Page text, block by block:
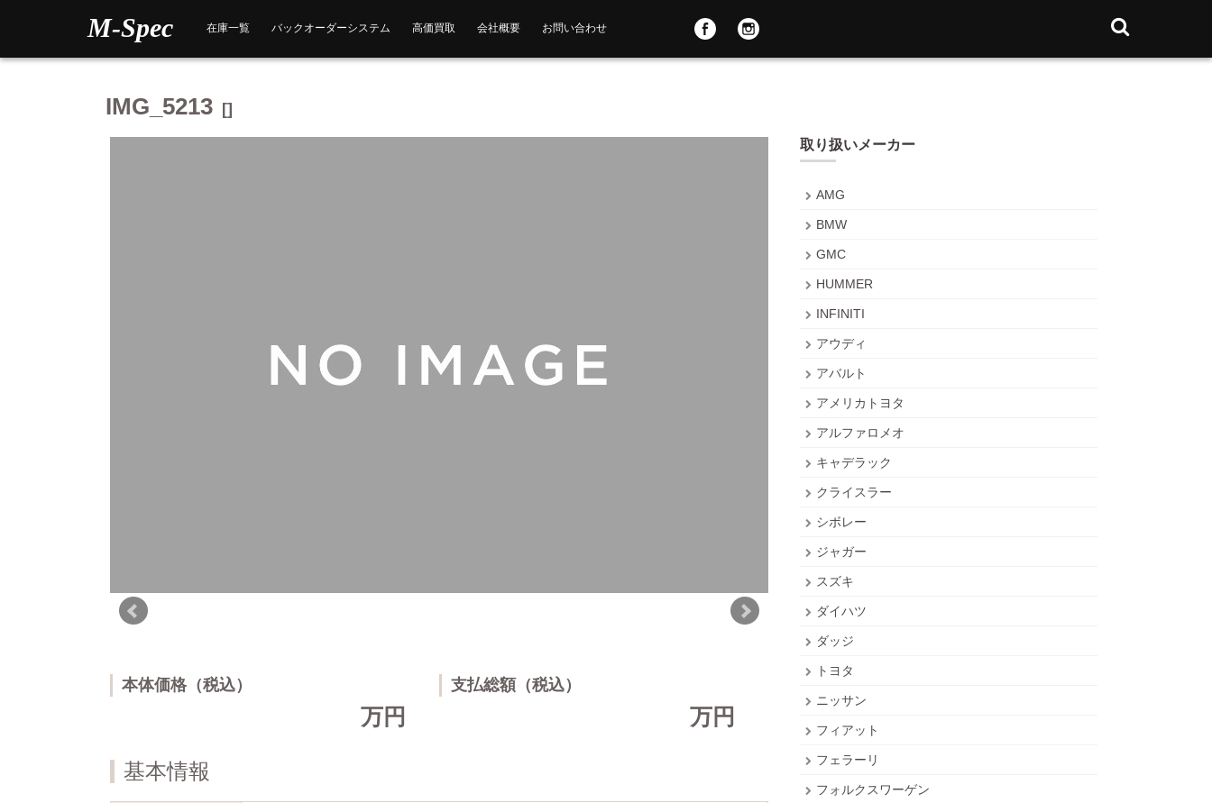
M-Spec 在庫一覧 バックオーダーシステム 高価買取 会社概要 お問い合わせ
IMG_5213 []
本体価格（税込）
万円
支払総額（税込）
万円
基本情報
取り扱いメーカー
AMG
BMW
GMC
HUMMER
INFINITI
アウディ
アバルト
アメリカトヨタ
アルファロメオ
キャデラック
クライスラー
シボレー
ジャガー
スズキ
ダイハツ
ダッジ
トヨタ
ニッサン
フィアット
フェラーリ
フォルクスワーゲン